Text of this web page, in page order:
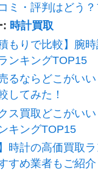
ミ・評判はどう
: 時計買取
積もりで比較】腕
ンキングTOP15
るならどこがい
してみた！
ス買取どこがい
キングTOP15
時計の高価買取
すめ業者もご紹介